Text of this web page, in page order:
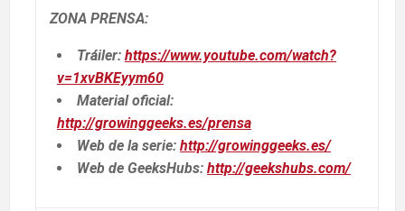
ZONA PRENSA:
Tráiler: https://www.youtube.com/watch?
v=1xvBKEyym60
Material oficial:
http://growinggeeks.es/prensa
Web de la serie: http://growinggeeks.es/
Web de GeeksHubs: http://geekshubs.com/